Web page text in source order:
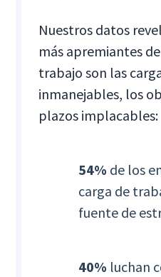
Nuestros datos
más apremiantes
trabajo son las
inmanejables, los
plazos implacables:
54% de los
carga de
fuente de
40% luchan